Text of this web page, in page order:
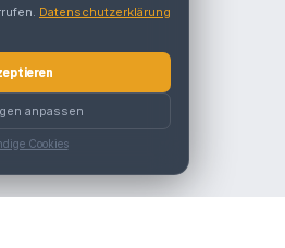
Datenschutzerklärung
anpassen
Cookies